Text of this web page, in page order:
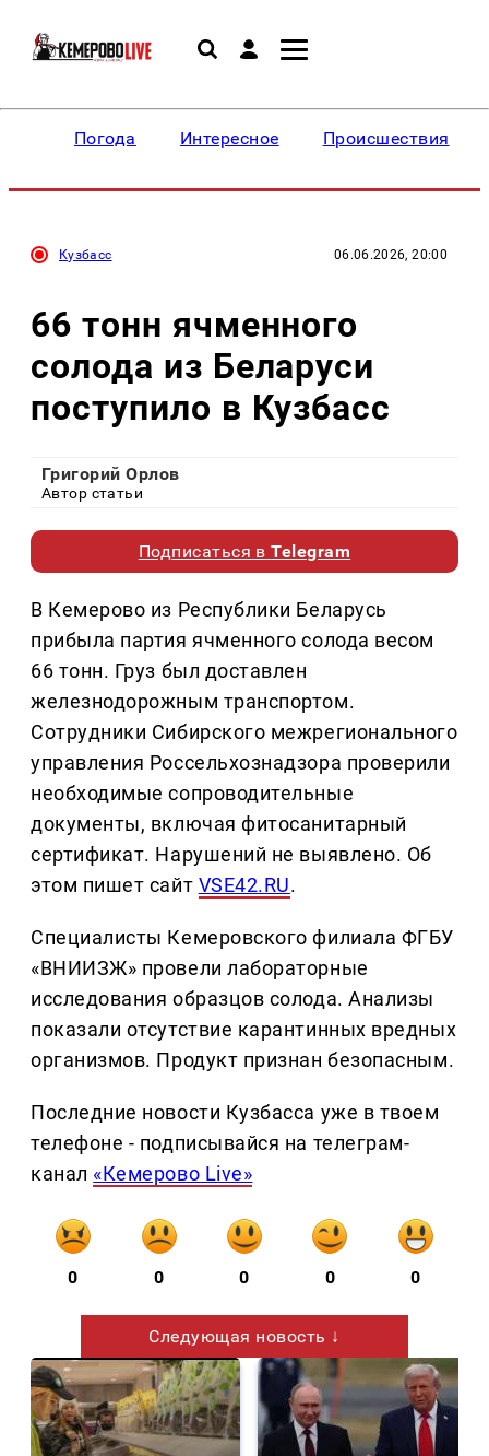
Погода Интересное Происшествия
Кузбасс 06.06.2026, 20:00
66 тонн ячменного
солода из Беларуси
поступило в Кузбасс
Григорий Орлов
Автор статьи
Подписаться вTelegram
В Кемерово из Республики Беларусь
прибыла партия ячменного солода весом
66 тонн. Груз был доставлен
железнодорожным транспортом.
Сотрудники Сибирского межрегионального
управления Россельхознадзора проверили
необходимые сопроводительные
документы, включая фитосанитарный
сертификат. Нарушений не выявлено. Об
этом пишет сайт VSE42.RU.
Специалисты Кемеровского филиала ФГБУ
«ВНИИЗЖ» провели лабораторные
исследования образцов солода. Анализы
показали отсутствие карантинных вредных
организмов. Продукт признан безопасным.
Последние новости Кузбасса уже в твоем
телефоне - подписывайся на телеграм-
канал «Кемерово Live»
0 0 0 0 0
Следующая новость ↓